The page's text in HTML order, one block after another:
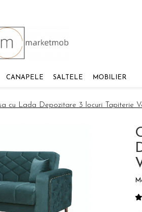
CANAPELE SALTELE MOBILIER
cu Lada Depozitare 3 locuri Tapiterie